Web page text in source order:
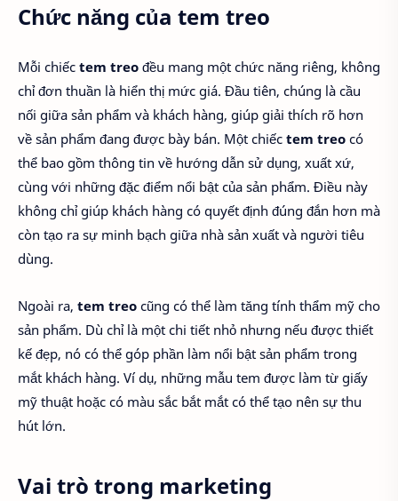
Chức năng của tem treo
Mỗi chiếc tem treo đều mang một chức năng riêng, không
chỉ đơn thuần là hiển thị mức giá. Đầu tiên, chúng là cầu
nối giữa sản phẩm và khách hàng, giúp giải thích rõ hơn
về sản phẩm đang được bày bán. Một chiếc tem treo có
thể bao gồm thông tin về hướng dẫn sử dụng, xuất xứ,
cùng với những đặc điểm nổi bật của sản phẩm. Điều này
không chỉ giúp khách hàng có quyết định đúng đắn hơn mà
còn tạo ra sự minh bạch giữa nhà sản xuất và người tiêu
dùng.
Ngoài ra, tem treo cũng có thể làm tăng tính thẩm mỹ cho
sản phẩm. Dù chỉ là một chi tiết nhỏ nhưng nếu được thiết
kế đẹp, nó có thể góp phần làm nổi bật sản phẩm trong
mắt khách hàng. Ví dụ, những mẫu tem được làm từ giấy
mỹ thuật hoặc có màu sắc bắt mắt có thể tạo nên sự thu
hút lớn.
Vai trò trong marketing